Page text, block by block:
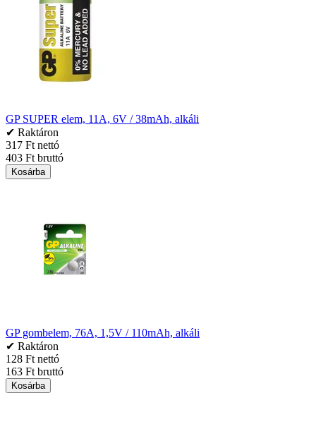
GP SUPER elem, 11A, 6V / 38mAh, alkáli
✔ Raktáron
317 Ft nettó
403 Ft bruttó
Kosárba
GP gombelem, 76A, 1,5V / 110mAh, alkáli
✔ Raktáron
128 Ft nettó
163 Ft bruttó
Kosárba